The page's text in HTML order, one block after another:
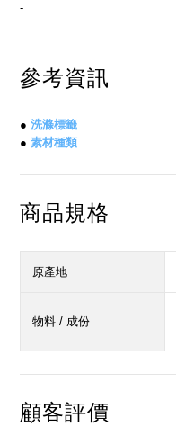
-
參考資訊
● 洗滌標籤
● 素材種類
商品規格
原產地
物料 / 成份
顧客評價